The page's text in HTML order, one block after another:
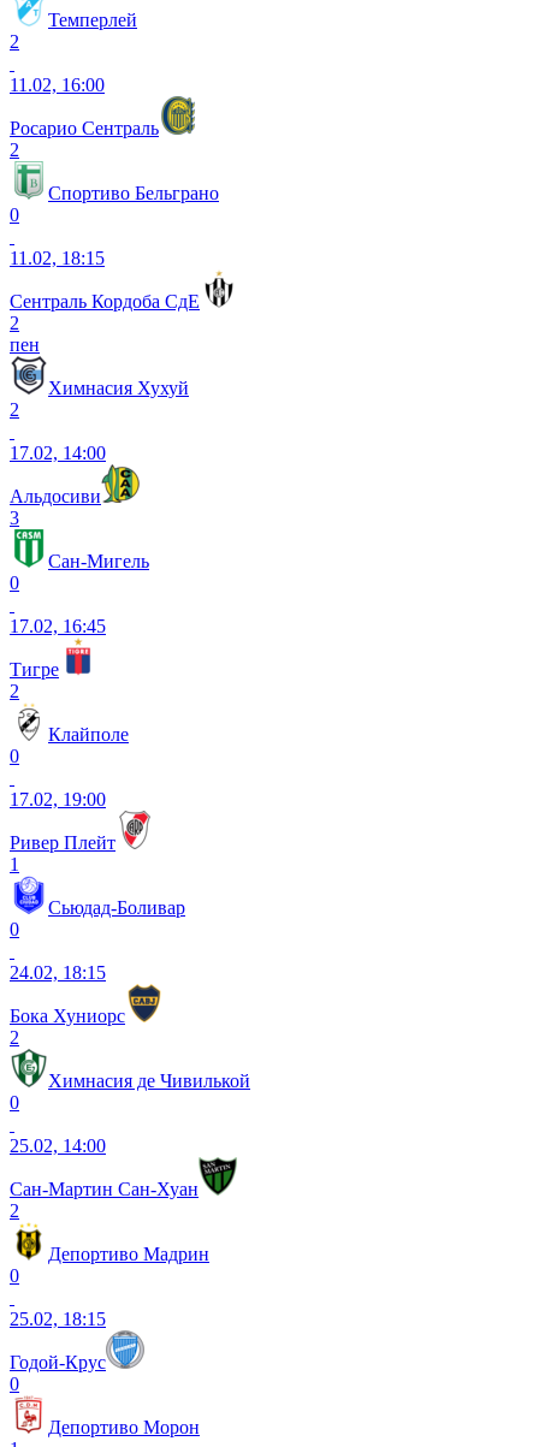
Темперлей
2
11.02, 16:00
Росарио Сентраль
2
Спортиво Бельграно
0
11.02, 18:15
Сентраль Кордоба СдЕ
2
пен
Химнасия Хухуй
2
17.02, 14:00
Альдосиви
3
Сан-Мигель
0
17.02, 16:45
Тигре
2
Клайполе
0
17.02, 19:00
Ривер Плейт
1
Сьюдад-Боливар
0
24.02, 18:15
Бока Хуниорс
2
Химнасия де Чивилькой
0
25.02, 14:00
Сан-Мартин Сан-Хуан
2
Депортиво Мадрин
0
25.02, 18:15
Годой-Крус
0
Депортиво Морон